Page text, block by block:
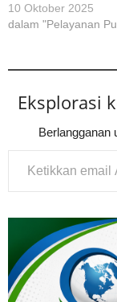
10 Oktober 2025
dalam "Pelayanan
Eksplorasi
Berlangganan
Ketikkan email Anda...